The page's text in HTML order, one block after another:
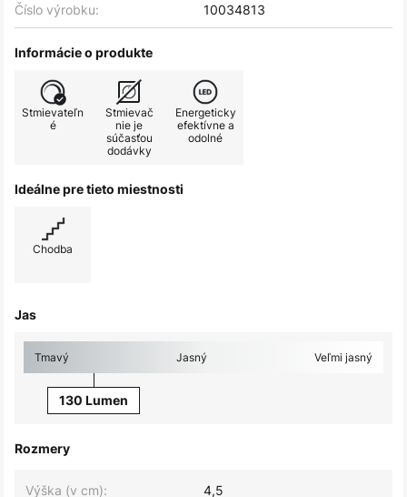
Číslo výrobku:
10034813
Informácie o produkte
Stmievateľn
é
Stmievač
nie je
súčasťou
dodávky
Energeticky
efektívne a
odolné
Ideálne pre tieto miestnosti
Chodba
Jas
Tmavý Jasný Veľmi jasný
130 Lumen
Rozmery
Výška (v cm):
4,5